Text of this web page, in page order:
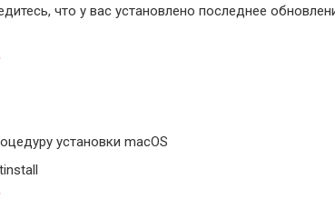
что у вас установлено последнее
установки macOS